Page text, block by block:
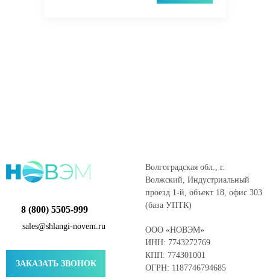
8 (800) 5505-999
sales@shlangi-novem.ru
ЗАКАЗАТЬ ЗВОНОК
Волгоградская обл., г.
Волжский, Индустриальный
проезд 1-й, объект 18, офис 303
(база УПТК)
ООО «НОВЭМ»
ИНН: 7743272769
КПП: 774301001
ОГРН: 1187746794685